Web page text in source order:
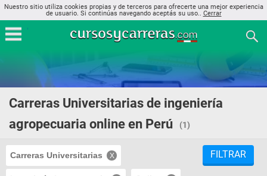
Nuestro sitio utiliza cookies propias y de terceros para ofrecerte una mejor experiencia
de usuario. Si continúas navegando aceptás su uso.. Cerrar
Carreras Universitarias de ingeniería
agropecuaria online en Perú
(1)
Carreras Universitarias FILTRAR